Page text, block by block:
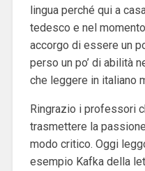
lingua perché qui a
tedesco e nel
accorgo di essere un
perso un po’ di abilità
che leggere in italiano
Ringrazio i professori
trasmettere la
modo critico. Oggi
esempio Kafka della